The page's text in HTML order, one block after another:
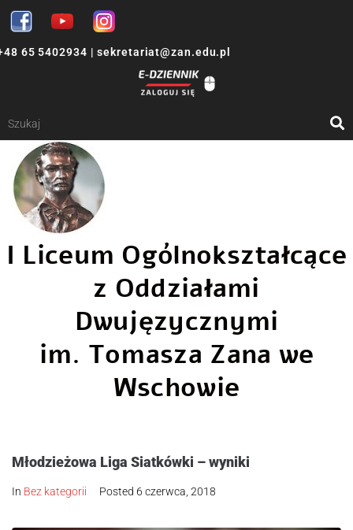
65 5402934 | sekretariat@zan.edu.pl
I Liceum Ogólnokształcące
z Oddziałami
Dwujęzycznymi
im. Tomasza Zana we
Wschowie
Młodzieżowa Liga Siatkówki – wyniki
In Bez kategorii Posted 6 czerwca, 2018